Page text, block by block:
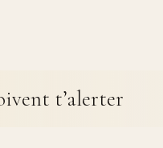
t’alerter